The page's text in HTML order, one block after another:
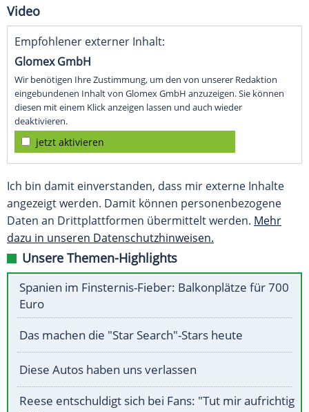
Video
Empfohlener externer Inhalt:
Glomex GmbH
Wir benötigen Ihre Zustimmung, um den von unserer Redaktion
eingebundenen Inhalt von Glomex GmbH anzuzeigen. Sie können
diesen mit einem Klick anzeigen lassen und auch wieder
deaktivieren.
jetzt aktivieren
Ich bin damit einverstanden, dass mir externe Inhalte
angezeigt werden. Damit können personenbezogene
Daten an Drittplattformen übermittelt werden. Mehr
dazu in unseren Datenschutzhinweisen.
Unsere Themen-Highlights
Spanien im Finsternis-Fieber: Balkonplätze für 700
Euro
Das machen die "Star Search"-Stars heute
Diese Autos haben uns verlassen
Reese entschuldigt sich bei Fans: "Tut mir aufrichtig